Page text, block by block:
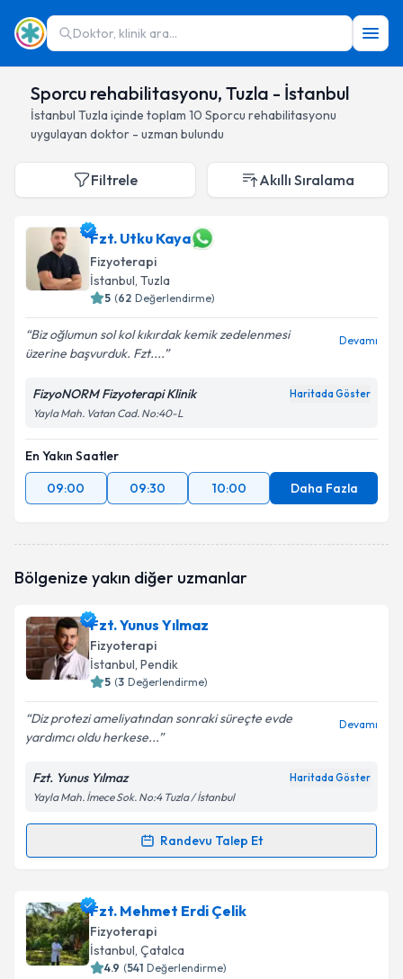
Doktor, klinik ara...
Sporcu rehabilitasyonu, Tuzla - İstanbul
İstanbul Tuzla içinde toplam 10 Sporcu rehabilitasyonu
uygulayan doktor - uzman bulundu
Filtrele Akıllı Sıralama
Fzt. Utku Kaya
Fizyoterapi
İstanbul, Tuzla
5 (62 Değerlendirme)
Biz oğlumun sol kol kıkırdak kemik zedelenmesi
üzerine başvurduk. Fzt....
Devamı
FizyoNORM Fizyoterapi Klinik Haritada Göster
Yayla Mah. Vatan Cad. No:40-L
En Yakın Saatler
09:00
09:30 10:00 Daha Fazla
Bölgenize yakın diğer uzmanlar
Fzt. Yunus Yılmaz
Fizyoterapi
İstanbul, Pendik
5 (3 Değerlendirme)
Diz protezi ameliyatından sonraki süreçte evde
yardımcı oldu herkese...
Devamı
Fzt. Yunus Yılmaz Haritada Göster
Yayla Mah. İmece Sok. No:4 Tuzla / İstanbul
Randevu Talep Et
Randevu Takvimi Talebi
Fzt. Yunus Yılmaziçin randevu takvimi talebi
oluşturun. Size bu uzmandan randevu almanız için bir
takvim hazırlandığında e-posta ile bilgilendireceğiz.
Fzt. Mehmet Erdi Çelik
Fizyoterapi
İstanbul, Çatalca
4.9 (541 Değerlendirme)